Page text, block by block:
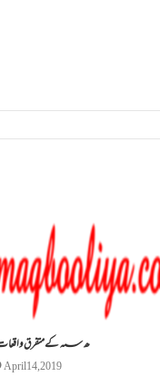
۴ ھ؁ کے متفرق واقعات
April 14, 2019